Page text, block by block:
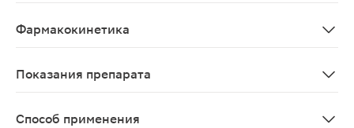
Фармакокинетика
Показания препарата
Способ применения